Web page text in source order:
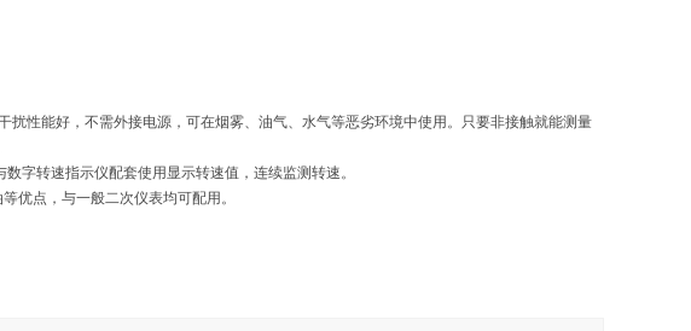
性能好，不需外接电源，可在烟雾、油气、水气等恶劣环境中使用。只要非接触就能测量
字转速指示仪配套使用显示转速值，连续监测转速。
优点，与一般二次仪表均可配用。